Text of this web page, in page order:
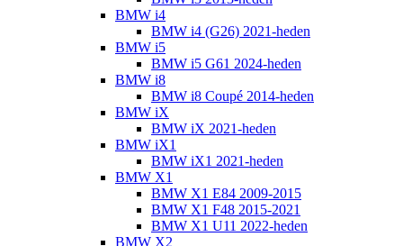
BMW i4
BMW i4 (G26) 2021-heden
BMW i5
BMW i5 G61 2024-heden
BMW i8
BMW i8 Coupé 2014-heden
BMW iX
BMW iX 2021-heden
BMW iX1
BMW iX1 2021-heden
BMW X1
BMW X1 E84 2009-2015
BMW X1 F48 2015-2021
BMW X1 U11 2022-heden
BMW X2